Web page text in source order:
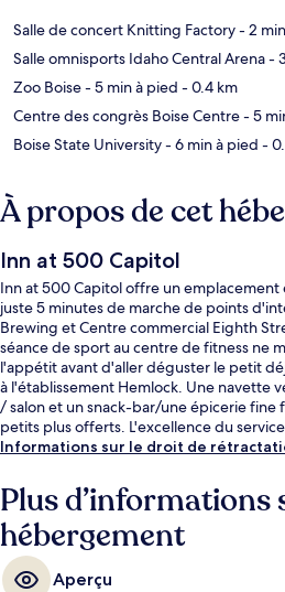
Salle de concert Knitting Factory- 2
Salle omnisports Idaho Central Arena-
Zoo Boise- 5 min à pied - 0.4 km
Centre des congrès Boise Centre- 5
Boise State University- 6 min à pied -
À propos de cet
Inn at 500 Capitol
Inn at 500 Capitol offre un emplacement
juste 5 minutes de marche de points
Brewing et Centre commercial Eighth
séance de sport au centre de fitness ne
l'appétit avant d'aller déguster le petit
à l'établissement Hemlock. Une navette
/ salon et un snack-bar/une épicerie
petits plus offerts. L'excellence du
attentionné remportent un franc succès
Informations sur le droit de
Plus d’informations
hébergement
Aperçu